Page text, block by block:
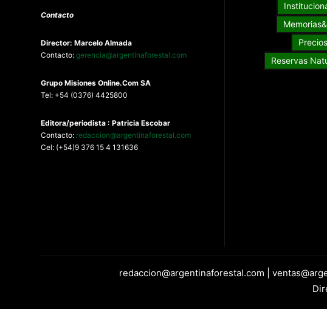
Contacto
Director: Marcelo Almada
Contacto: gerencia@argentinaforestal.com
Grupo MisionesOnline.Com SA
Tel: +54 (0376) 4425800
Editora/periodista : Patricia Escobar
Contacto: redaccion@argentinaforestal.com
Cel: (+54)9 376 15 4 131636
Reservas
redaccion@argentinaforestal.com |